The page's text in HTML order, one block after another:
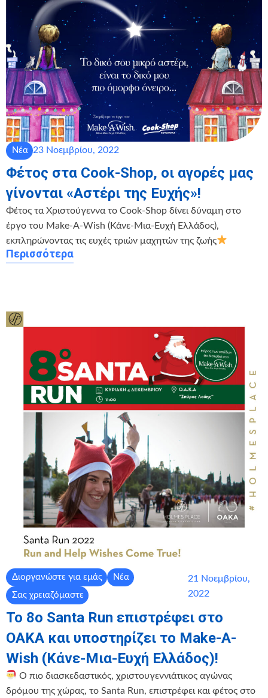
Νέα 23 Νοεμβρίου, 2022
Φέτος στα Cook-Shop, οι αγορές μας
γίνονται «Αστέρι της Ευχής»!
Φέτος τα Χριστούγεννα το Cook-Shop δίνει δύναμη στο
έργο του Make-A-Wish (Κάνε-Μια-Ευχή Ελλάδος),
εκπληρώνοντας τις ευχές τριών μαχητών της ζωής
Περισσότερα
Διοργανώστε για εμάς
Νέα
Σας χρειαζόμαστε
21 Νοεμβρίου,
2022
To 8o Santa Run επιστρέφει στο
ΟΑΚΑ και υποστηρίζει το Make-A-
Wish (Κάνε-Μια-Ευχή Ελλάδος)!
Ο πιο διασκεδαστικός, χριστουγεννιάτικος αγώνας
δρόμου της χώρας, το Santa Run, επιστρέφει και φέτος στο